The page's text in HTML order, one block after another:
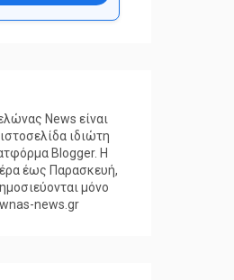
News είναι
ιδιώτη
Blogger. Η
έως Παρασκευή,
μόνο
news.gr